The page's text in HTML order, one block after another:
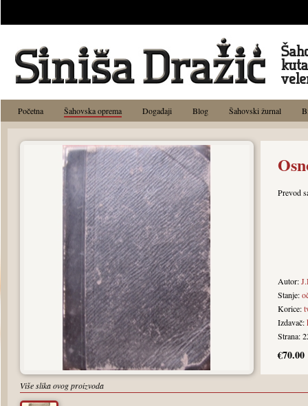
Početna Šahovska oprema Događaji Blog Šahovski žurnal
Prevod
Autor:
Stanje:
Korice:
Izdavač:
Strana:
€70.00
Više slika ovog proizvoda